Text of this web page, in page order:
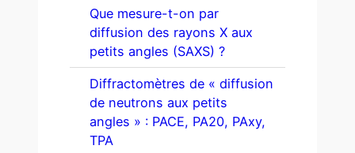
Que mesure-t-on par
diffusion des rayons X aux
petits angles (SAXS) ?
Diffractomètres de « diffusion
de neutrons aux petits
angles » : PACE, PA20, PAxy,
TPA